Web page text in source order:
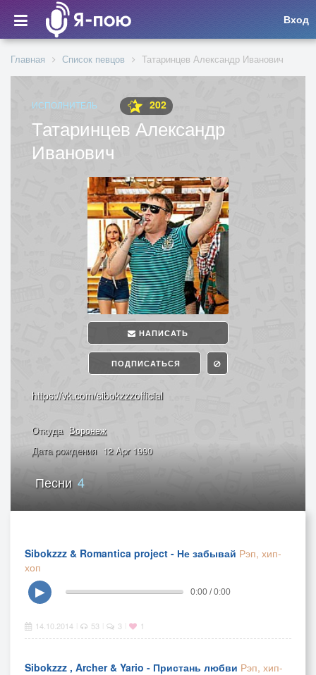
Вход
Главная Список певцов Татаринцев Александр Иванович
ИСПОЛНИТЕЛЬ 202
Татаринцев Александр
Иванович
НАПИСАТЬ
ПОДПИСАТЬСЯ
https://vk.com/sibokzzzofficial
Откуда Воронеж
Дата рождения 12 Apr 1990
Песни 4
Sibokzzz & Romantica project - Не забывай Рэп, хип-
хоп
▶
0:00 / 0:00
14.10.2014 53 3 1
Sibokzzz , Archer & Yario - Пристань любви Рэп, хип-